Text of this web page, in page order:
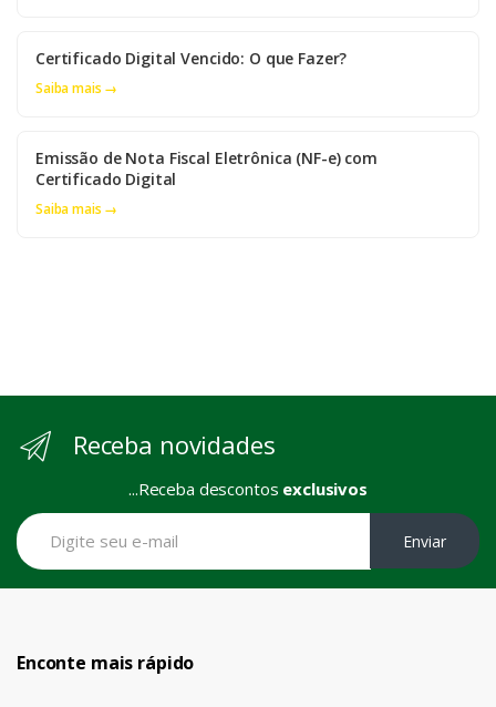
Certificado Digital Vencido: O que Fazer?
Saiba mais →
Emissão de Nota Fiscal Eletrônica (NF-e) com
Certificado Digital
Saiba mais →
Receba novidades
...Receba descontos exclusivos
Enviar
Enconte mais rápido